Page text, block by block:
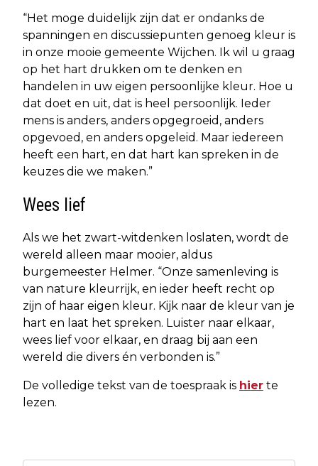
“Het moge duidelijk zijn dat er ondanks de
spanningen en discussiepunten genoeg kleur is
in onze mooie gemeente Wijchen. Ik wil u graag
op het hart drukken om te denken en
handelen in uw eigen persoonlijke kleur. Hoe u
dat doet en uit, dat is heel persoonlijk. Ieder
mens is anders, anders opgegroeid, anders
opgevoed, en anders opgeleid. Maar iedereen
heeft een hart, en dat hart kan spreken in de
keuzes die we maken.”
Wees lief
Als we het zwart-witdenken loslaten, wordt de
wereld alleen maar mooier, aldus
burgemeester Helmer. “Onze samenleving is
van nature kleurrijk, en ieder heeft recht op
zijn of haar eigen kleur. Kijk naar de kleur van je
hart en laat het spreken. Luister naar elkaar,
wees lief voor elkaar, en draag bij aan een
wereld die divers én verbonden is.”
De volledige tekst van de toespraak is hier te
lezen.